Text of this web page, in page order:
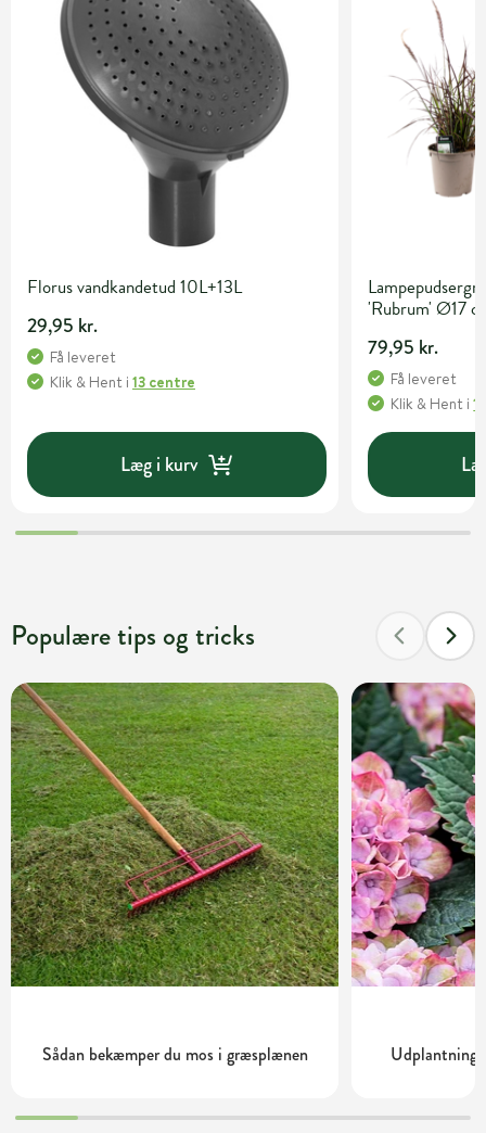
Florus vandkandetud 10L+13L
29,95 kr.
Få leveret
Klik & Hent i 13 centre
Læg i kurv
'Rubrum' Ø17
79,95 kr.
Få leveret
Klik & Hent i
Populære tips og tricks
Sådan bekæmper du mos i græsplænen Udplantning